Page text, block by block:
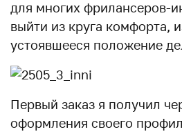
для многих фрилансеров-
выйти из круга комфорта,
устоявшееся положение
Первый заказ я получил
оформления своего